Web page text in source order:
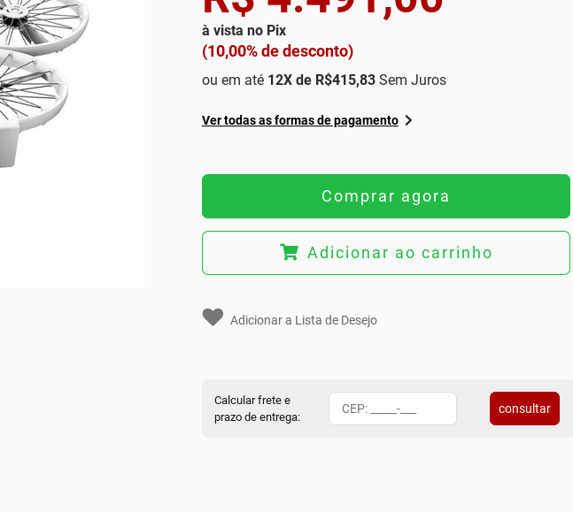
à vista no Pix
(10,00% de desconto)
ou em até 12X de R$415,83 Sem Juros
Ver todas as formas de pagamento
Comprar agora
Adicionar ao carrinho
Adicionar a Lista de Desejo
Calcular frete e
prazo de entrega:
consultar